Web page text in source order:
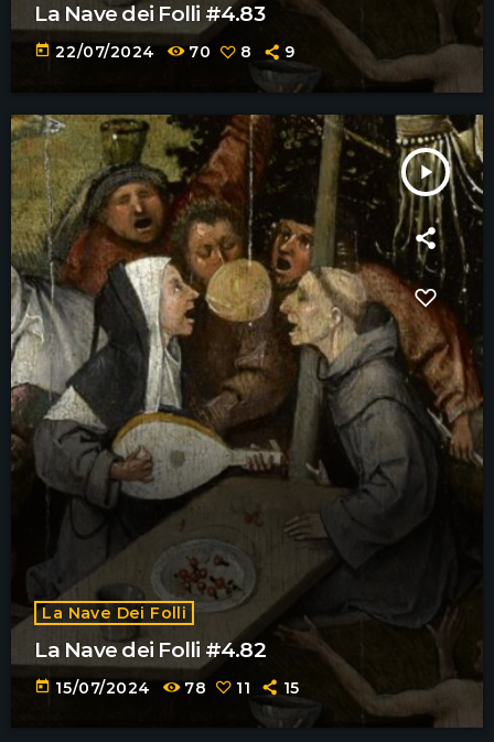
La Nave dei Folli #4.83
today 22/07/2024 70 8 9
play_arrow
La Nave Dei Folli
La Nave dei Folli #4.82
today 15/07/2024 78 11 15